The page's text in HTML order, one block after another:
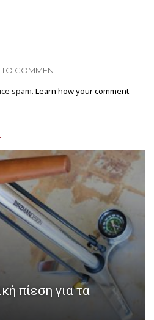
TO COMMENT
spam. Learn how your comment
πίεση για τα